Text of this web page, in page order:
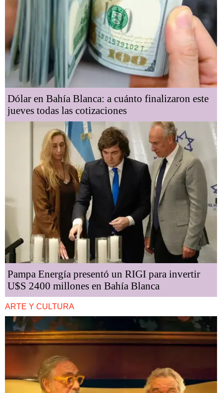
Dólar en Bahía Blanca: a cuánto finalizaron este
jueves todas las cotizaciones
Pampa Energía presentó un RIGI para invertir
U$S 2400 millones en Bahía Blanca
ARTE Y CULTURA